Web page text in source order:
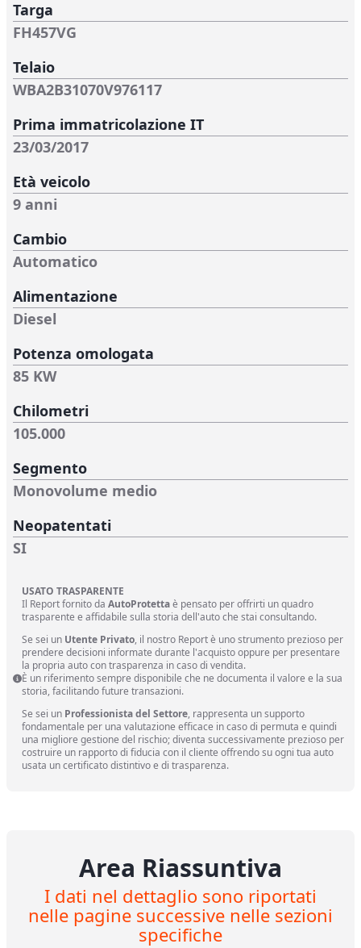
Targa
FH457VG
Telaio
WBA2B31070V976117
Prima immatricolazione IT
23/03/2017
Età veicolo
9 anni
Cambio
Automatico
Alimentazione
Diesel
Potenza omologata
85 KW
Chilometri
105.000
Segmento
Monovolume medio
Neopatentati
SI
USATO TRASPARENTE
Il Report fornito da AutoProtettaè pensato per offrirti un quadro
trasparente e affidabile sulla storia dell'auto che stai consultando.
Se sei un Utente Privato, il nostro Report è uno strumento prezioso per
prendere decisioni informate durante l'acquisto oppure per presentare
la propria auto con trasparenza in caso di vendita.
È un riferimento sempre disponibile che ne documenta il valore e la sua
storia, facilitando future transazioni.
Se sei un Professionista del Settore, rappresenta un supporto
fondamentale per una valutazione efficace in caso di permuta e quindi
una migliore gestione del rischio; diventa successivamente prezioso per
costruire un rapporto di fiducia con il cliente offrendo su ogni tua auto
usata un certificato distintivo e di trasparenza.
Area Riassuntiva
I dati nel dettaglio sono riportati
nelle pagine successive nelle sezioni
specifiche